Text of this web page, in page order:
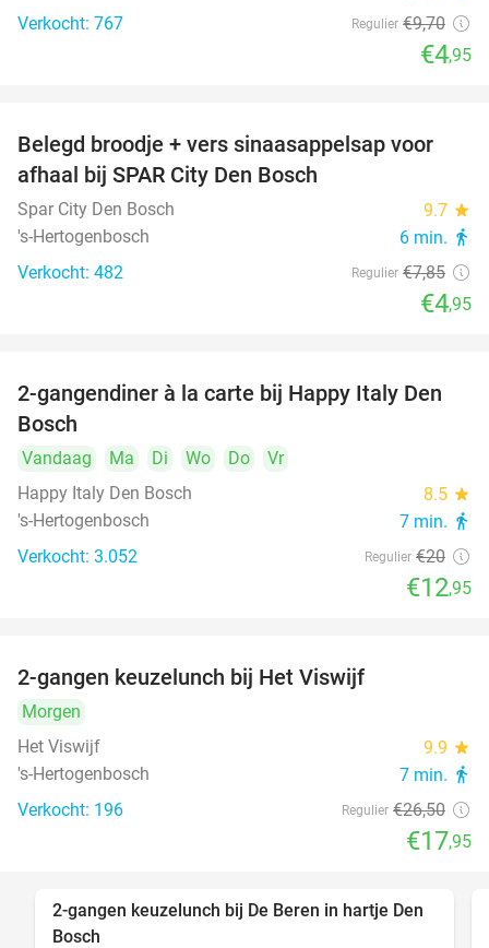
Verkocht: 767 Regulier €9,70
€4,95
37%
Belegd broodje + vers sinaasappelsap voor
afhaal bij SPAR City Den Bosch
Spar City Den Bosch 9.7 star
's-Hertogenbosch 6 min. directions_walk
Verkocht: 482 Regulier €7,85
€4,95
35%
2-gangendiner à la carte bij Happy Italy Den
Bosch
Vandaag Ma Di Wo Do
Vr
Happy Italy Den Bosch
8.5 star
's-Hertogenbosch 7 min. directions_walk
Verkocht: 3.052 Regulier €20
€12,95
2-gangen keuzelunch bij Het Viswijf
Morgen
Het Viswijf
9.9 star
's-Hertogenbosch 7 min. directions_walk
Verkocht: 196 Regulier €26,50
€17,95
43%
2-gangen keuzelunch bij De Beren in hartje Den
Bosch